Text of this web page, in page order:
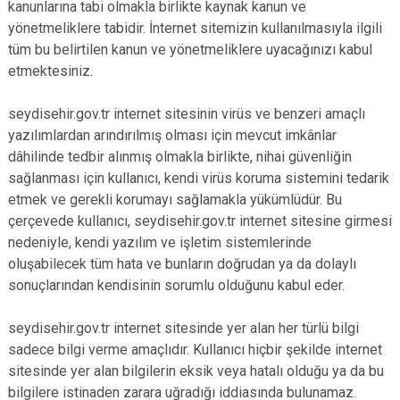
Derebucak Karatay
kanunlarına tabi olmakla birlikte kaynak kanun ve
yönetmeliklere tabidir. İnternet sitemizin kullanılmasıyla ilgili
tüm bu belirtilen kanun ve yönetmeliklere uyacağınızı kabul
etmektesiniz.
seydisehir.gov.tr internet sitesinin virüs ve benzeri amaçlı
yazılımlardan arındırılmış olması için mevcut imkânlar
dâhilinde tedbir alınmış olmakla birlikte, nihai güvenliğin
sağlanması için kullanıcı, kendi virüs koruma sistemini tedarik
etmek ve gerekli korumayı sağlamakla yükümlüdür. Bu
çerçevede kullanıcı, seydisehir.gov.tr internet sitesine girmesi
nedeniyle, kendi yazılım ve işletim sistemlerinde
oluşabilecek tüm hata ve bunların doğrudan ya da dolaylı
sonuçlarından kendisinin sorumlu olduğunu kabul eder.
seydisehir.gov.tr internet sitesinde yer alan her türlü bilgi
sadece bilgi verme amaçlıdır. Kullanıcı hiçbir şekilde internet
sitesinde yer alan bilgilerin eksik veya hatalı olduğu ya da bu
bilgilere istinaden zarara uğradığı iddiasında bulunamaz.